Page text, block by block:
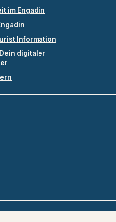
im Engadin
Information
digitaler